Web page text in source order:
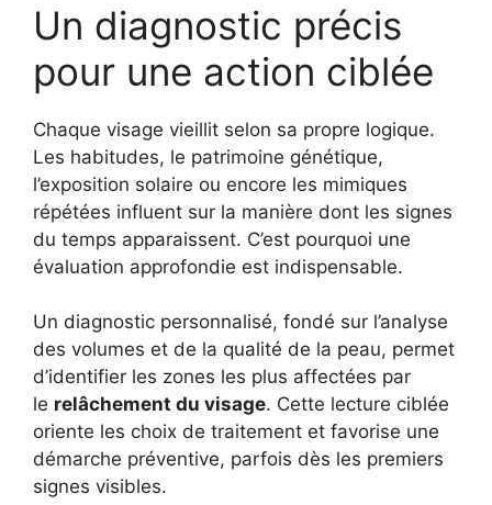
Un diagnostic précis
pour une action ciblée
Chaque visage vieillit selon sa propre logique.
Les habitudes, le patrimoine génétique,
l’exposition solaire ou encore les mimiques
répétées influent sur la manière dont les signes
du temps apparaissent. C’est pourquoi une
évaluation approfondie est indispensable.
Un diagnostic personnalisé, fondé sur l’analyse
des volumes et de la qualité de la peau, permet
d’identifier les zones les plus affectées par
le relâchement du visage. Cette lecture ciblée
oriente les choix de traitement et favorise une
démarche préventive, parfois dès les premiers
signes visibles.